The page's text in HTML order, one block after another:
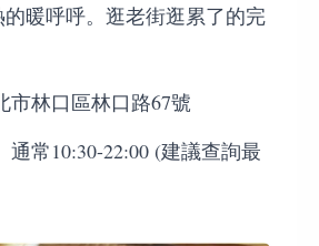
暖呼呼。逛老街逛累了的完
市林口區林口路67號
通常10:30-22:00 (建議查詢最